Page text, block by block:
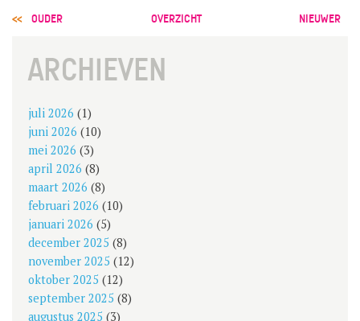
POST
NAVIGATION
OUDER OVERZICHT NIEUWER
ARCHIEVEN
juli 2026 (1)
juni 2026 (10)
mei 2026 (3)
april 2026 (8)
maart 2026 (8)
februari 2026 (10)
januari 2026 (5)
december 2025 (8)
november 2025 (12)
oktober 2025 (12)
september 2025 (8)
augustus 2025 (3)